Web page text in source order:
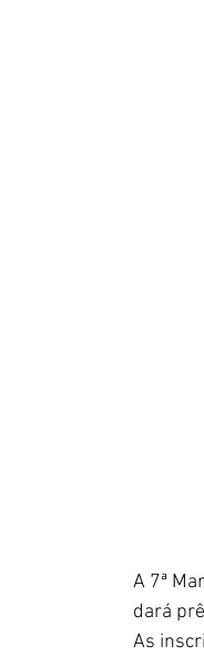
A 7ª
dará
As